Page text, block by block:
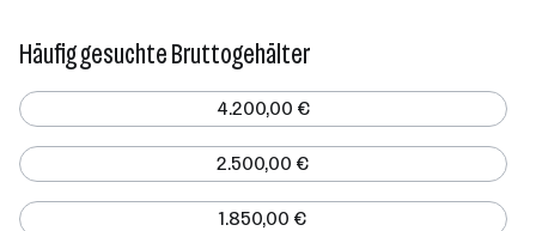
Häufig gesuchte Bruttogehälter
4.200,00 €
2.500,00 €
1.850,00 €